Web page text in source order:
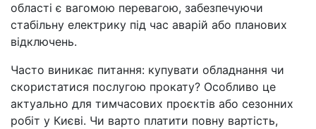
області є вагомою перевагою, забезпечуючи
стабільну електрику під час аварій або планових
відключень.
Часто виникає питання: купувати обладнання чи
скористатися послугою прокату? Особливо це
актуально для тимчасових проєктів або сезонних
робіт у Києві. Чи варто платити повну вартість,